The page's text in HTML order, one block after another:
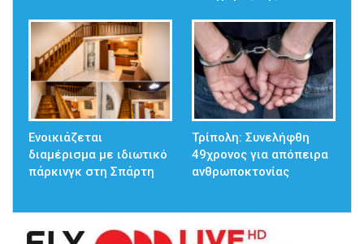
Ενοικιάζεται
διαμέρισμα με ιδιωτικό
πάρκινγκ στη Σπάρτη
Τρίπολη: Συνελήφθη
49χρονος για απόπειρα
ανθρωποκτονίας